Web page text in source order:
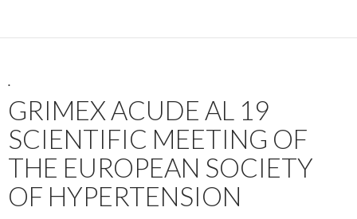
.
GRIMEX ACUDE AL 19
SCIENTIFIC MEETING OF
THE EUROPEAN SOCIETY
OF HYPERTENSION